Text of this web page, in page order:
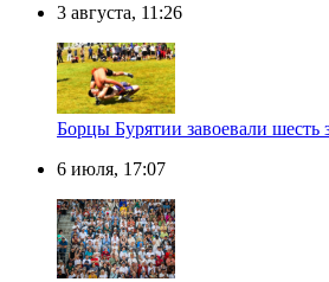
3 августа, 11:26
Борцы Бурятии завоевали шесть
6 июля, 17:07